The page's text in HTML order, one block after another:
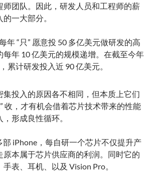
师团队。因此，研发人员和工程师的薪
一大部分。
年 “只” 愿意投 50 多亿美元做研发的高
年 10 亿美元的规模递增。在截至今年
累计研发投入近 90 亿美元。
集投入的原因各不相同，但本质上它们
收，才有机会借着芯片技术带来的性能
形成良性循环。
部 iPhone，每自研一个芯片不仅提升产
原本属于芯片供应商的利润。同时它的
表、耳机、以及 Vision Pro。